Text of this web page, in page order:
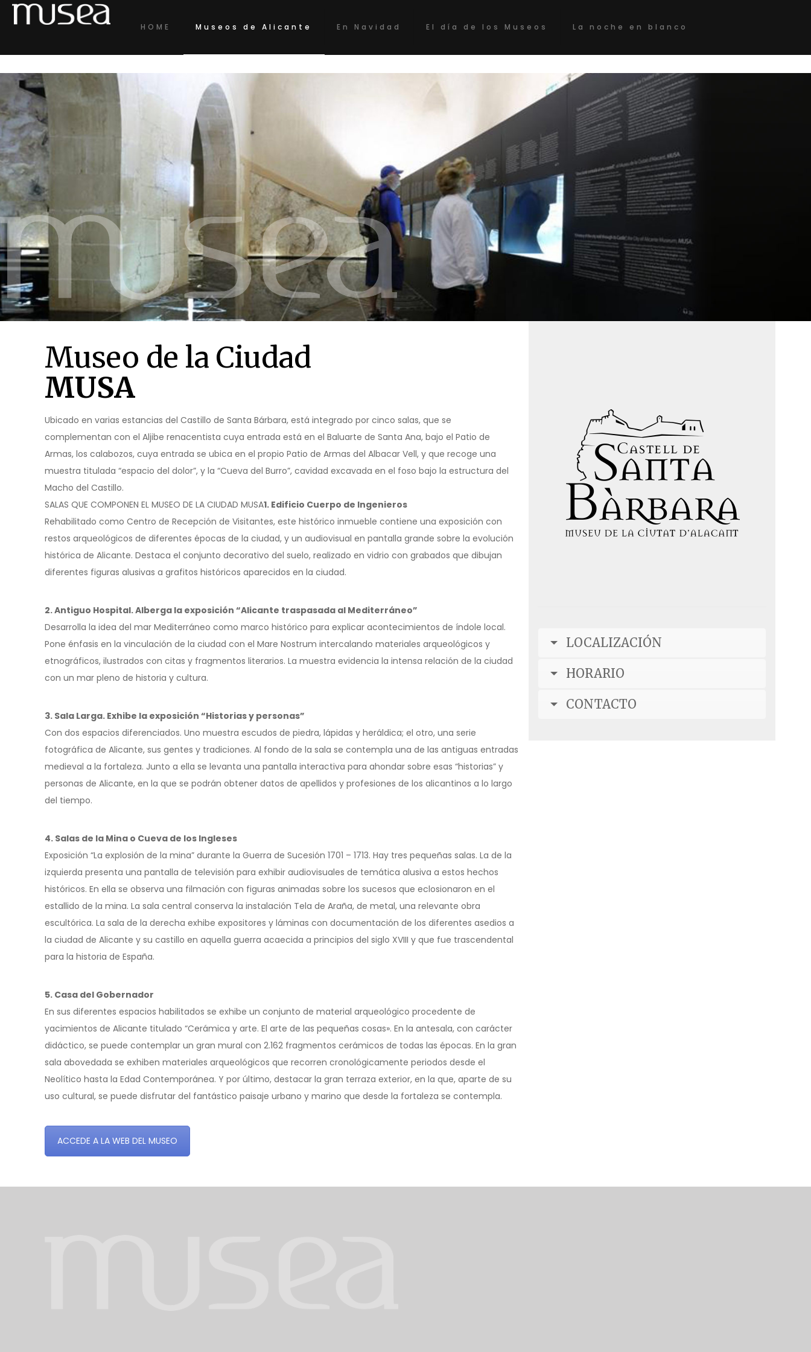
HOME Museos de Alicante En Navidad El día de los Museos La noche en blanco
Museo de la Ciudad
MUSA
Ubicado en varias estancias del Castillo de Santa Bárbara, está integrado por cinco salas, que se
complementan con el Aljibe renacentista cuya entrada está en el Baluarte de Santa Ana, bajo el Patio de
Armas, los calabozos, cuya entrada se ubica en el propio Patio de Armas del Albacar Vell, y que recoge una
muestra titulada “espacio del dolor”, y la “Cueva del Burro”, cavidad excavada en el foso bajo la estructura del
Macho del Castillo.
SALAS QUE COMPONEN EL MUSEO DE LA CIUDAD MUSA1. Edificio Cuerpo de Ingenieros
Rehabilitado como Centro de Recepción de Visitantes, este histórico inmueble contiene una exposición con
restos arqueológicos de diferentes épocas de la ciudad, y un audiovisual en pantalla grande sobre la evolución
histórica de Alicante. Destaca el conjunto decorativo del suelo, realizado en vidrio con grabados que dibujan
diferentes figuras alusivas a grafitos históricos aparecidos en la ciudad.
2. Antiguo Hospital. Alberga la exposición “Alicante traspasada al Mediterráneo”
Desarrolla la idea del mar Mediterráneo como marco histórico para explicar acontecimientos de índole local.
Pone énfasis en la vinculación de la ciudad con el Mare Nostrum intercalando materiales arqueológicos y
etnográficos, ilustrados con citas y fragmentos literarios. La muestra evidencia la intensa relación de la ciudad
con un mar pleno de historia y cultura.
3. Sala Larga. Exhibe la exposición “Historias y personas”
Con dos espacios diferenciados. Uno muestra escudos de piedra, lápidas y heráldica; el otro, una serie
fotográfica de Alicante, sus gentes y tradiciones. Al fondo de la sala se contempla una de las antiguas entradas
medieval a la fortaleza. Junto a ella se levanta una pantalla interactiva para ahondar sobre esas “historias” y
personas de Alicante, en la que se podrán obtener datos de apellidos y profesiones de los alicantinos a lo largo
del tiempo.
4. Salas de la Mina o Cueva de los Ingleses
Exposición “La explosión de la mina” durante la Guerra de Sucesión 1701 – 1713. Hay tres pequeñas salas. La de la
izquierda presenta una pantalla de televisión para exhibir audiovisuales de temática alusiva a estos hechos
históricos. En ella se observa una filmación con figuras animadas sobre los sucesos que eclosionaron en el
estallido de la mina. La sala central conserva la instalación Tela de Araña, de metal, una relevante obra
escultórica. La sala de la derecha exhibe expositores y láminas con documentación de los diferentes asedios a
la ciudad de Alicante y su castillo en aquella guerra acaecida a principios del siglo XVIII y que fue trascendental
para la historia de España.
5. Casa del Gobernador
En sus diferentes espacios habilitados se exhibe un conjunto de material arqueológico procedente de
yacimientos de Alicante titulado “Cerámica y arte. El arte de las pequeñas cosas». En la antesala, con carácter
didáctico, se puede contemplar un gran mural con 2.162 fragmentos cerámicos de todas las épocas. En la gran
sala abovedada se exhiben materiales arqueológicos que recorren cronológicamente periodos desde el
Neolítico hasta la Edad Contemporánea. Y por último, destacar la gran terraza exterior, en la que, aparte de su
uso cultural, se puede disfrutar del fantástico paisaje urbano y marino que desde la fortaleza se contempla.
ACCEDE A LA WEB DEL MUSEO
LOCALIZACIÓN
HORARIO
CONTACTO